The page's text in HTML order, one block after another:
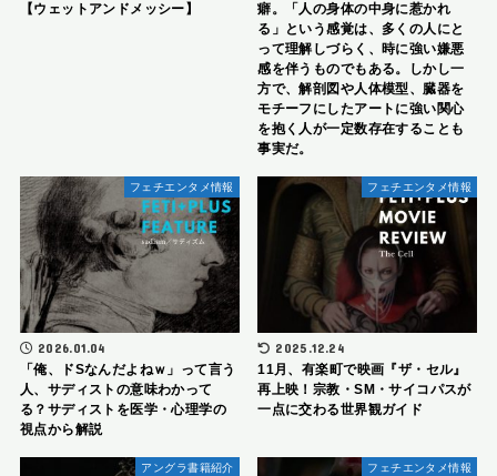
【ウェットアンドメッシー】
癖。「人の身体の中身に惹かれ
る」という感覚は、多くの人にと
って理解しづらく、時に強い嫌悪
感を伴うものでもある。しかし一
方で、解剖図や人体模型、臓器を
モチーフにしたアートに強い関心
を抱く人が一定数存在することも
事実だ。
フェチエンタメ情報
2026.01.04
「俺、ドSなんだよねｗ」って言う
人、サディストの意味わかって
る？サディストを医学・心理学の
視点から解説
フェチエンタメ情報
2025.12.24
11月、有楽町で映画『ザ・セル』
再上映！宗教・SM・サイコパスが
一点に交わる世界観ガイド
アングラ書籍紹介 フェチエンタメ情報